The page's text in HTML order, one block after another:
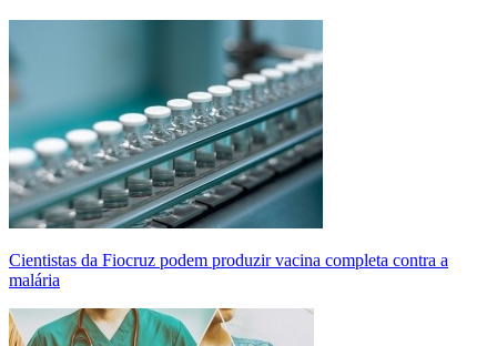
Cientistas da Fiocruz podem produzir vacina completa contra a
malária